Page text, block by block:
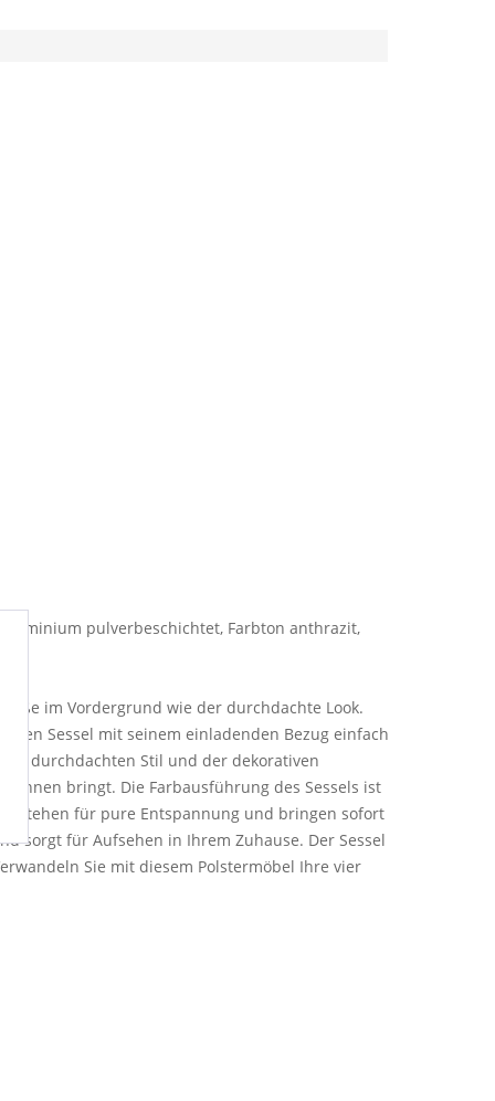
pulverbeschichtet, Farbton anthrazit,
im Vordergrund wie der durchdachte Look.
Sessel mit seinem einladenden Bezug einfach
durchdachten Stil und der dekorativen
bringt. Die Farbausführung des Sessels ist
stehen für pure Entspannung und bringen sofort
sorgt für Aufsehen in Ihrem Zuhause. Der Sessel
Sie mit diesem Polstermöbel Ihre vier